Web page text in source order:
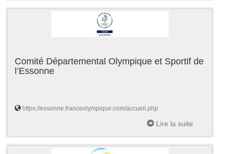
Comité Départemental Olympique et Sportif de
l’Essonne
https://essonne.franceolympique.com/accueil.php
Lire la suite